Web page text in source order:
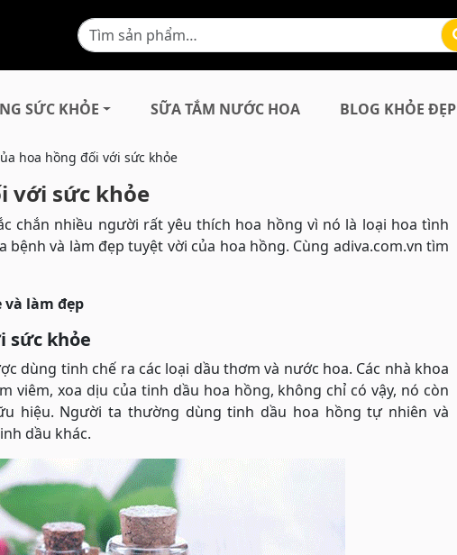
SỨC KHỎE SỮA TẮM NƯỚC HOA BLOG KHỎE ĐẸP
hoa hồng đối với sức khỏe
với sức khỏe
chắn nhiều người rất yêu thích hoa hồng vì nó là loại hoa tình
và làm đẹp tuyệt vời của hoa hồng. Cùng adiva.com.vn tìm
và làm đẹp
sức khỏe
dùng tinh chế ra các loại dầu thơm và nước hoa. Các nhà khoa
viêm, xoa dịu của tinh dầu hoa hồng, không chỉ có vậy, nó còn
hiệu. Người ta thường dùng tinh dầu hoa hồng tự nhiên và
dầu khác.